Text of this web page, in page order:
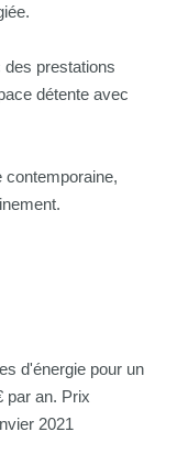
prestations
détente avec
contemporaine,
d'énergie pour un
par an. Prix
2021